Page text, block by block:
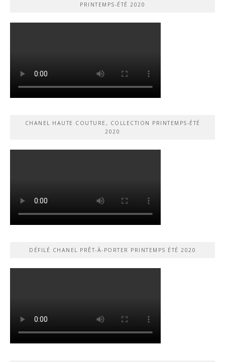
PRINTEMPS-ÉTÉ 2020
CHANEL HAUTE COUTURE, COLLECTION PRINTEMPS-ÉTÉ
2020
DÉFILÉ CHANEL PRÊT-À-PORTER PRINTEMPS ÉTÉ 2020